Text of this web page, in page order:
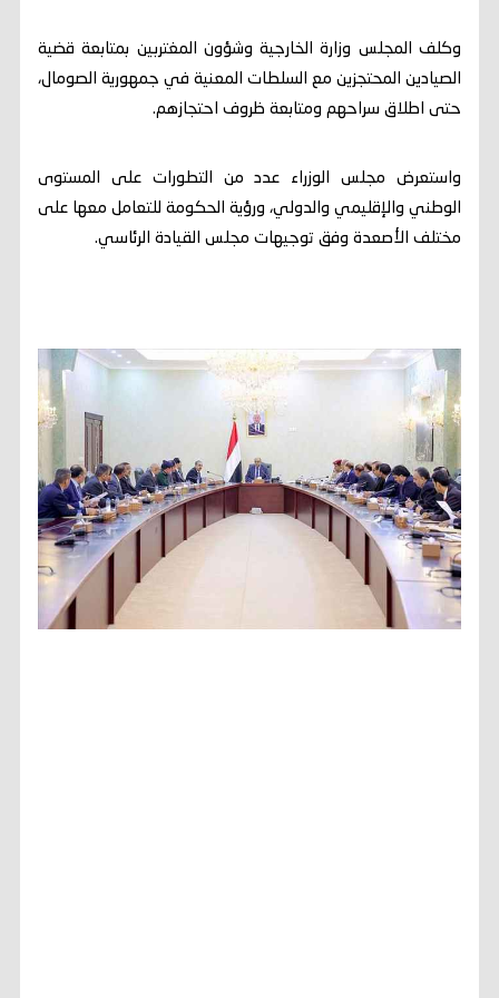
وكلف المجلس وزارة الخارجية وشؤون المغتربين بمتابعة قضية
الصيادين المحتجزين مع السلطات المعنية في جمهورية الصومال،
حتى اطلاق سراحهم ومتابعة ظروف احتجازهم.
واستعرض مجلس الوزراء عدد من التطورات على المستوى
الوطني والإقليمي والدولي، ورؤية الحكومة للتعامل معها على
مختلف الأصعدة وفق توجيهات مجلس القيادة الرئاسي.